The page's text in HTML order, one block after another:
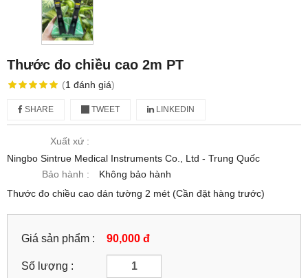
Thước đo chiều cao 2m PT
(1 đánh giá)
SHARE TWEET LINKEDIN
Xuất xứ :
Ningbo Sintrue Medical Instruments Co., Ltd - Trung Quốc
Bảo hành :
Không bảo hành
Thước đo chiều cao dán tường 2 mét (Cần đặt hàng trước)
Giá sản phẩm : 90,000 đ
Số lượng :